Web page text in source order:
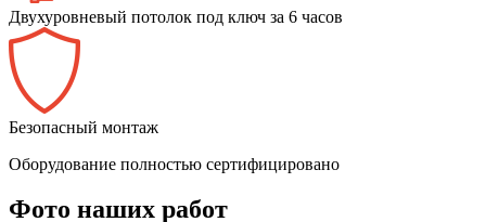
Двухуровневый потолок под ключ за 6 часов
Безопасный монтаж
Оборудование полностью сертифицировано
Фото наших работ